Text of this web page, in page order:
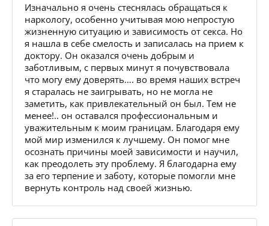
Изначально я очень стеснялась обращаться к
наркологу, особенно учитывая мою непростую
жизненную ситуацию и зависимость от секса. Но
я нашла в себе смелость и записалась на прием к
доктору. Он оказался очень добрым и
заботливым, с первых минут я почувствовала
что могу ему доверять…. во время наших встреч
я старалась не заигрывать, но не могла не
заметить, как привлекательный он был. Тем не
менее!.. он оставался профессиональным и
уважительным к моим границам. Благодаря ему
мой мир изменился к лучшему. Он помог мне
осознать причины моей зависимости и научил,
как преодолеть эту проблему. Я благодарна ему
за его терпение и заботу, которые помогли мне
вернуть контроль над своей жизнью.